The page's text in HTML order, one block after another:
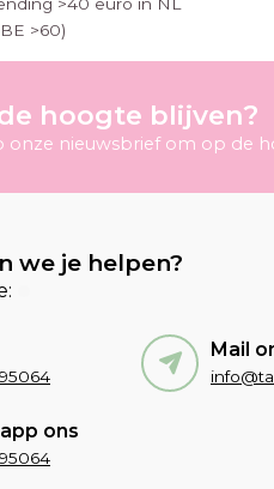
>60)
hoogte blijven?
onze nieuwsbrief om op de
we je helpen?
Mail
ons